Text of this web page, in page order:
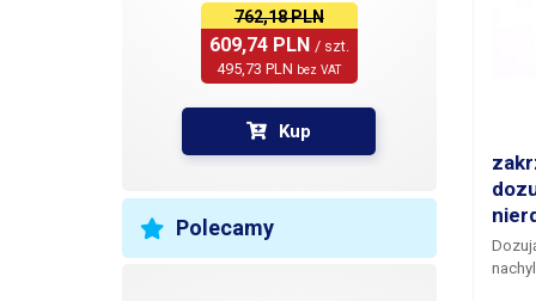
762,18 PLN
609,74 PLN / szt.
495,73 PLN bez VAT
Kup
Polecamy